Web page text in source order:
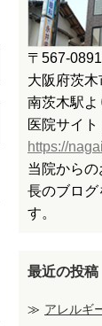
〒567-0891
大阪府茨
南茨木駅よ
医院サイト
https://
当院から
長のブログ
す。
最近の投稿
アレルギ